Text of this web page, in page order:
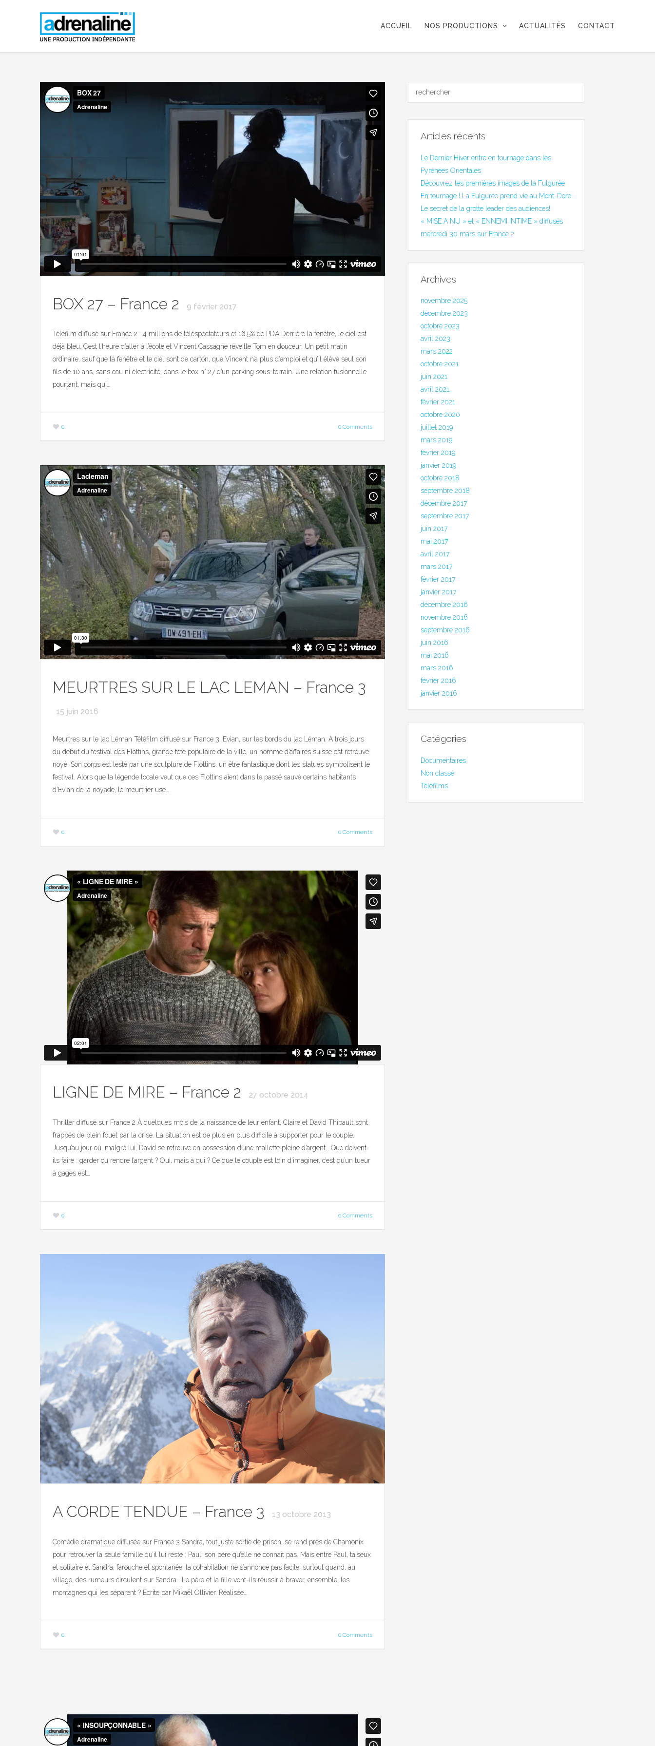
ACCUEIL NOS PRODUCTIONS ACTUALITÉS CONTACT
BOX 27 – France 2 9 février 2017
Téléfilm diffusé sur France 2 : 4 millions de téléspectateurs et 16.5% de PDA Derrière la fenêtre, le ciel est
déjà bleu. C’est l’heure d’aller à l’école et Vincent Cassagne réveille Tom en douceur. Un petit matin
ordinaire, sauf que la fenêtre et le ciel sont de carton, que Vincent n’a plus d’emploi et qu’il élève seul son
fils de 10 ans, sans eau ni électricité, dans le box n° 27 d’un parking sous-terrain. Une relation fusionnelle
pourtant, mais qui…
0 0 Comments
MEURTRES SUR LE LAC LEMAN – France 3
15 juin 2016
Meurtres sur le lac Léman Téléfilm diffusé sur France 3. Evian, sur les bords du lac Léman. A trois jours
du début du festival des Flottins, grande fête populaire de la ville, un homme d’affaires suisse est retrouvé
noyé. Son corps est lesté par une sculpture de Flottins, un être fantastique dont les statues symbolisent le
festival. Alors que la légende locale veut que ces Flottins aient dans le passé sauvé certains habitants
d’Evian de la noyade, le meurtrier use…
0 0 Comments
LIGNE DE MIRE – France 2 27 octobre 2014
Thriller diffusé sur France 2 À quelques mois de la naissance de leur enfant, Claire et David Thibault sont
frappés de plein fouet par la crise. La situation est de plus en plus difficile à supporter pour le couple.
Jusqu’au jour où, malgré lui, David se retrouve en possession d’une mallette pleine d’argent… Que doivent-
ils faire : garder ou rendre l’argent ? Oui, mais à qui ? Ce que le couple est loin d’imaginer, c’est qu’un tueur
à gages est…
0 0 Comments
A CORDE TENDUE – France 3 13 octobre 2013
Comédie dramatique diffusée sur France 3 Sandra, tout juste sortie de prison, se rend près de Chamonix
pour retrouver la seule famille qu’il lui reste : Paul, son père qu’elle ne connait pas. Mais entre Paul, taiseux
et solitaire et Sandra, farouche et spontanée, la cohabitation ne s’annonce pas facile, surtout quand, au
village, des rumeurs circulent sur Sandra… Le père et la fille vont-ils réussir à braver, ensemble, les
montagnes qui les séparent ? Ecrite par Mikaël Ollivier. Réalisée…
0 0 Comments
Articles récents
Le Dernier Hiver entre en tournage dans les
Pyrénées Orientales
Découvrez les premières images de la Fulgurée
En tournage ! La Fulgurée prend vie au Mont-Dore
Le secret de la grotte leader des audiences!
« MISE A NU » et « ENNEMI INTIME » diffusés
mercredi 30 mars sur France 2
Archives
novembre 2025
décembre 2023
octobre 2023
avril 2023
mars 2022
octobre 2021
juin 2021
avril 2021
février 2021
octobre 2020
juillet 2019
mars 2019
février 2019
janvier 2019
octobre 2018
septembre 2018
décembre 2017
septembre 2017
juin 2017
mai 2017
avril 2017
mars 2017
février 2017
janvier 2017
décembre 2016
novembre 2016
septembre 2016
juin 2016
mai 2016
mars 2016
février 2016
janvier 2016
Catégories
Documentaires
Non classé
Téléfilms